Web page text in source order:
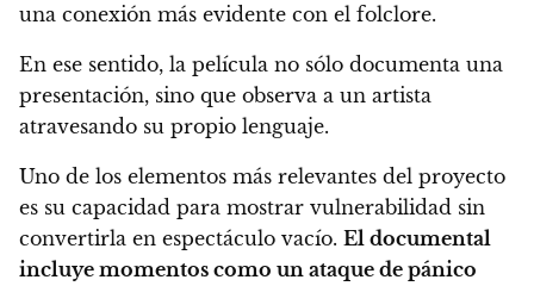
una conexión más evidente con el folclore.
En ese sentido, la película no sólo documenta una
presentación, sino que observa a un artista
atravesando su propio lenguaje.
Uno de los elementos más relevantes del proyecto
es su capacidad para mostrar vulnerabilidad sin
convertirla en espectáculo vacío. El documental
incluye momentos como un ataque de pánico